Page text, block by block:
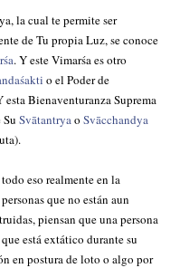
la cual te permite ser
de Tu propia Luz, se conoce
. Y este Vimarśa es otro
o el Poder de
Bienaventuranza Suprema
Su Svātantrya o Svācchandya
eso realmente en la
que no están aun
piensan que una persona
está extático durante su
en postura de loto o algo por